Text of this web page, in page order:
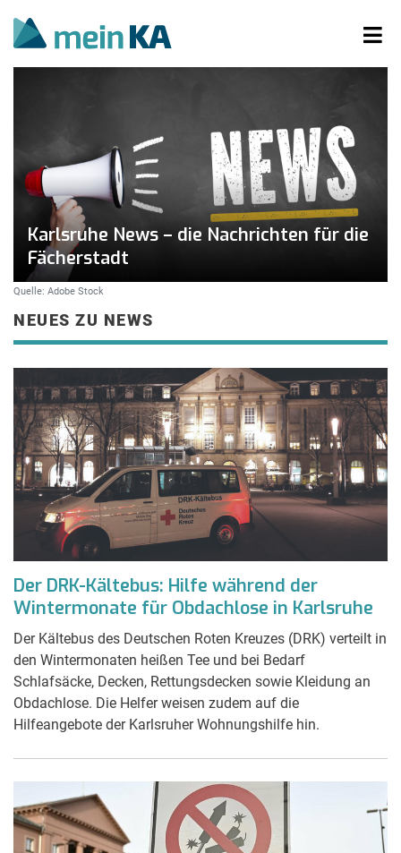
Karlsruhe News – die Nachrichten für die
Fächerstadt
Quelle: Adobe Stock
NEUES ZU NEWS
Der DRK-Kältebus: Hilfe während der
Wintermonate für Obdachlose in Karlsruhe
Der Kältebus des Deutschen Roten Kreuzes (DRK) verteilt in
den Wintermonaten heißen Tee und bei Bedarf
Schlafsäcke, Decken, Rettungsdecken sowie Kleidung an
Obdachlose. Die Helfer weisen zudem auf die
Hilfeangebote der Karlsruher Wohnungshilfe hin.